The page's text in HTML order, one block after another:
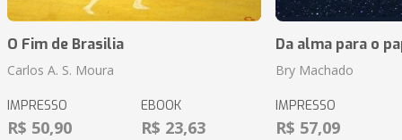
O Fim de Brasilia
Carlos A. S. Moura
IMPRESSO
R$ 50,90
EBOOK
R$ 23,63
Da alma para o
Bry Machado
IMPRESSO
R$ 57,09